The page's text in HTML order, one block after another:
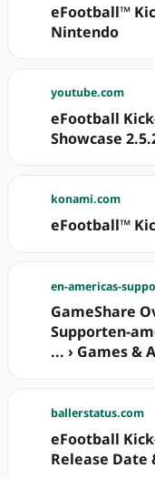
eFootball™
Nintendo
youtube.com
eFootball
Showcase
konami.com
eFootball™
en-americas-
GameShare
Supporten-
... › Games &
ballerstatus.com
eFootball
Release Date